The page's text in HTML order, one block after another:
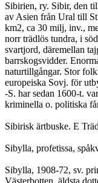
Sibirien, ry. Sibir, den
av Asien från Ural till
km2, ca 30 milj, inv.,
norr trädlös tundra, i
svartjord, däremellan
barrskogsvidder.
naturtillgångar. Stor
europeiska Sovj. för
-S. har sedan 1600-t.
kriminella o. politiska
Sibirisk ärtbuske. E
Sibylla, profetissa,
Sibylla, 1908-72, sv.
Västerbotten, äldsta